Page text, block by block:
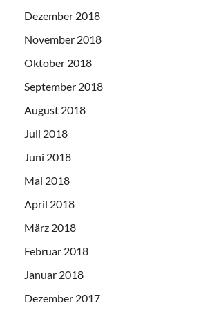
Dezember 2018
November 2018
Oktober 2018
September 2018
August 2018
Juli 2018
Juni 2018
Mai 2018
April 2018
März 2018
Februar 2018
Januar 2018
Dezember 2017